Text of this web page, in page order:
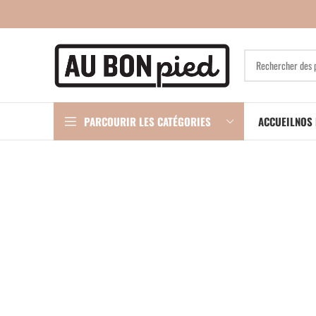
PARCOURIR LES CATÉGORIES ACCUEIL